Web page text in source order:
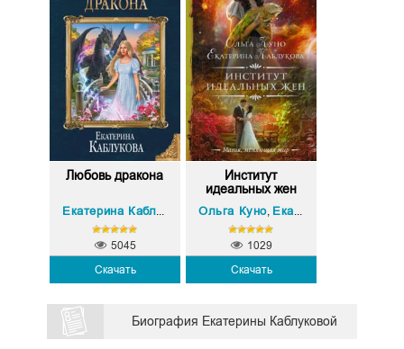
Любовь дракона
Екатерина Каблукова
Скачать
5045
Институт
идеальных жен
Ольга Куно, Екатерина Каблукова
Скачать
1029
Биография Екатерины Каблуковой